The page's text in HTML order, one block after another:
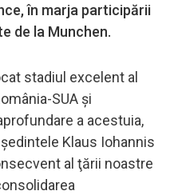
în marja participării
de la Munchen.
stadiul excelent al
SUA şi
a acestuia,
Klaus Iohannis
al ţării noastre